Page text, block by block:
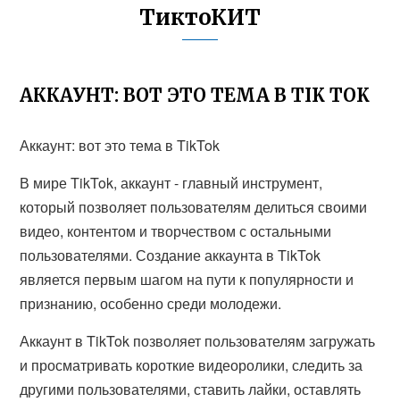
ТиктоКИТ
АККАУНТ: ВОТ ЭТО ТЕМА В TIK TOK
Аккаунт: вот это тема в TikTok
В мире TikTok, аккаунт - главный инструмент,
который позволяет пользователям делиться своими
видео, контентом и творчеством с остальными
пользователями. Создание аккаунта в TikTok
является первым шагом на пути к популярности и
признанию, особенно среди молодежи.
Аккаунт в TikTok позволяет пользователям загружать
и просматривать короткие видеоролики, следить за
другими пользователями, ставить лайки, оставлять